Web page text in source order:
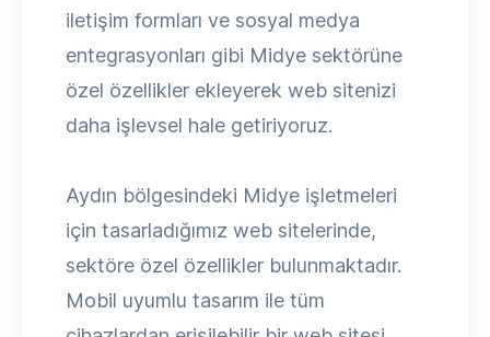
iletişim formları ve sosyal medya
entegrasyonları gibi Midye sektörüne
özel özellikler ekleyerek web sitenizi
daha işlevsel hale getiriyoruz.
Aydın bölgesindeki Midye işletmeleri
için tasarladığımız web sitelerinde,
sektöre özel özellikler bulunmaktadır.
Mobil uyumlu tasarım ile tüm